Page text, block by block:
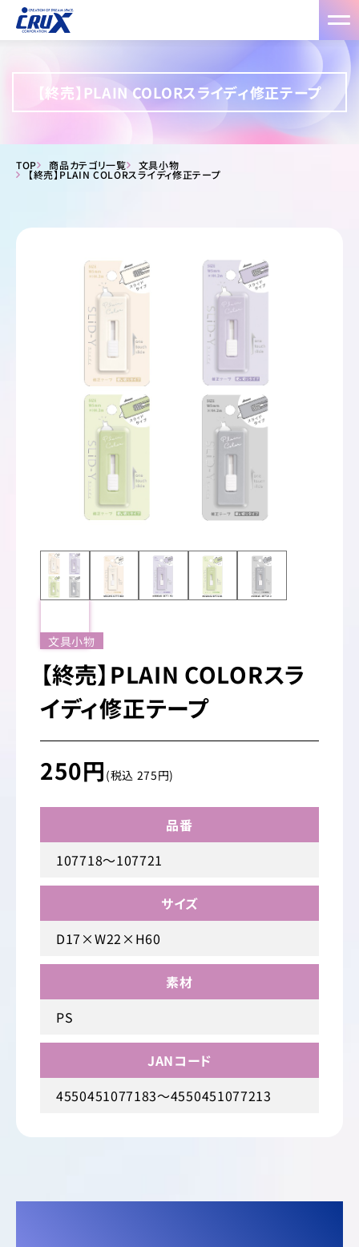
【終売】PLAIN COLORスライディ修正テープ
TOP 商品カテゴリ一覧 文具小物
【終売】PLAIN COLORスライディ修正テープ
文具小物
【終売】PLAIN COLORスラ
イディ修正テープ
250円 (税込 275円)
品番
107718～107721
サイズ
D17×W22×H60
素材
PS
JANコード
4550451077183～4550451077213